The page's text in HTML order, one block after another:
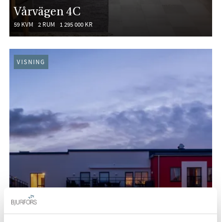
Vårvägen 4C
59 KVM 2 RUM 1 295 000 KR
VISNING